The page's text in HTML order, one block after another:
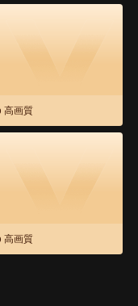
門御曹司を
48 49
高画質
高画質